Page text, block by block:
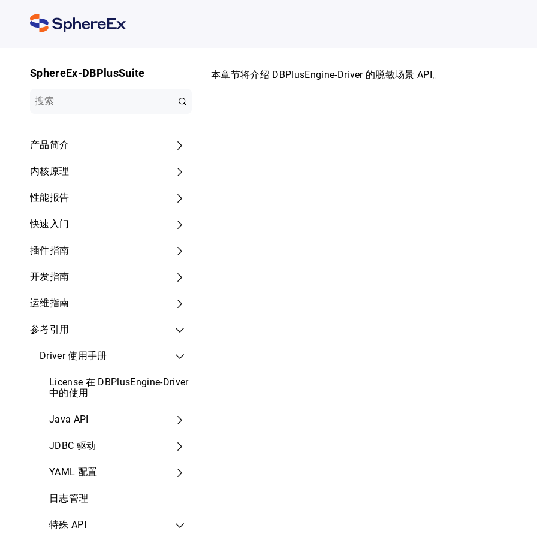
SphereEx-DBPlusSuite
产品简介
内核原理
性能报告
快速入门
插件指南
开发指南
运维指南
参考引用
Driver 使用手册
License 在 DBPlusEngine-Driver
中的使用
Java API
JDBC 驱动
YAML 配置
日志管理
特殊 API
本章节将介绍 DBPlusEngine-Driver 的脱敏场景 API。